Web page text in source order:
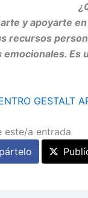
y apoyarte
recursos
Es
GESTALT
este/a entrada